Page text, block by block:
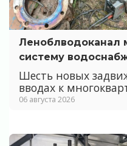
Леноблводоканал
систему
Шесть новых
вводах к
06 августа 2026